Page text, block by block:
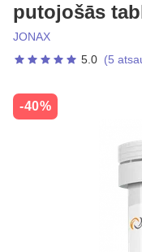
putojošās
JONAX
5.0 (5
-40%